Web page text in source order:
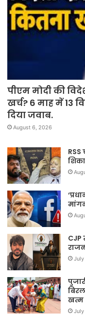
पीएम मोदी की
खर्च? 6 माह में 13
दिया जवाब.
August 6, 2026
CJP
July
खत्म
July